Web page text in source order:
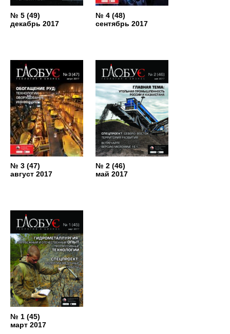
№ 5 (49)
декабрь 2017
№ 4 (48)
сентябрь 2017
№ 3 (47)
август 2017
№ 2 (46)
май 2017
№ 1 (45)
март 2017